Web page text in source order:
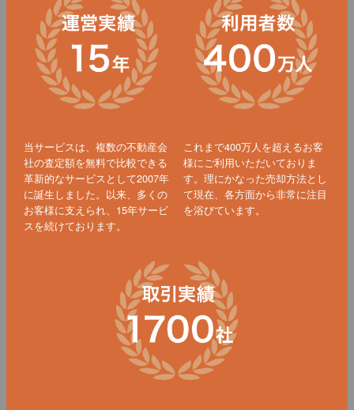
当サービスは、複数の不動産会
社の査定額を無料で比較できる
革新的なサービスとして2007年
に誕生しました。以来、多くの
お客様に支えられ、15年サービ
スを続けております。
これまで400万人を超えるお客
様にご利用いただいておりま
す。理にかなった売却方法とし
て現在、各方面から非常に注目
を浴びています。